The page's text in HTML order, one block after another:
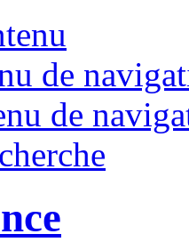
de
de